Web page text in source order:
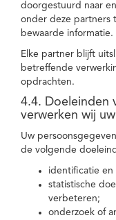
doorgestuurd naar
onder deze partners
bewaarde informatie.
Elke partner blijft
betreffende
opdrachten.
4.4. Doeleinden
verwerken wij
Uw
de volgende
identificatie en
statistische
verbeteren;
onderzoek of